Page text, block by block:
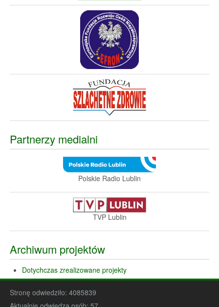
Partnerzy medialni
Polskie Radio Lublin
TVP Lublin
Archiwum projektów
Dotychczas zrealizowane projekty
Stronę odwiedziło: 4085839